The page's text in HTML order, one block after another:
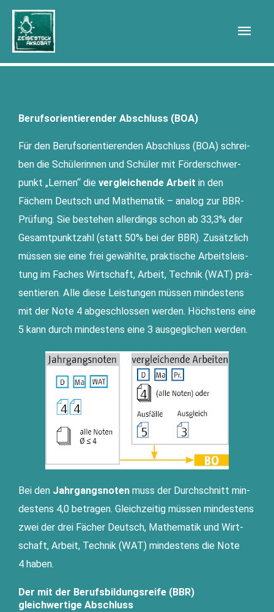
Zum
Inhalt
springen
Berufsorientierender Abschluss (BOA)
Für den Berufs­ori­en­tie­ren­den Abschluss (BOA) schrei­
ben die Schü­le­rin­nen und Schü­ler mit För­der­schwer­
punkt „Ler­nen“ die ver­glei­chen­de Arbeit in den
Fächern Deutsch und Mathe­ma­tik – ana­log zur BBR-
Prü­fung. Sie bestehen aller­dings schon ab 33,3% der
Gesamt­punkt­zahl (statt 50% bei der BBR). Zusätz­lich
müs­sen sie eine frei gewähl­te, prak­ti­sche Arbeits­leis­
tung im Faches Wirt­schaft, Arbeit, Tech­nik (WAT) prä­
sen­tie­ren. Alle die­se Leis­tun­gen müs­sen min­des­tens
mit der Note 4 abge­schlos­sen wer­den. Höchs­tens eine
5 kann durch min­des­tens eine 3 aus­ge­gli­chen werden.
Bei den Jahr­gangs­no­ten muss der Durch­schnitt min­
des­tens 4,0 betra­gen. Gleich­zei­tig müs­sen min­des­tens
zwei der drei Fächer Deutsch, Mathe­ma­tik und Wirt­
schaft, Arbeit, Tech­nik (WAT) min­des­tens die Note
4 haben.
Der mit der Berufsbildungsreife (BBR)
gleichwertige Abschluss